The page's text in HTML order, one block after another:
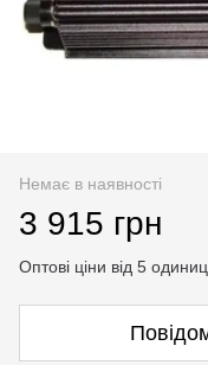
Немає в наявності
3 915 грн
Оптові ціни від 5